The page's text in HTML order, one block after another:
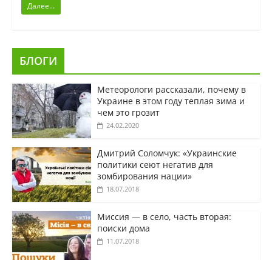
Далее...
БЛОГИ
Метеорологи рассказали, почему в
Украине в этом году теплая зима и
чем это грозит
24.02.2020
Дмитрий Соломчук: «Украинские
политики сеют негатив для
зомбирования нации»
18.07.2018
Миссия — в село, часть вторая:
поиски дома
11.07.2018